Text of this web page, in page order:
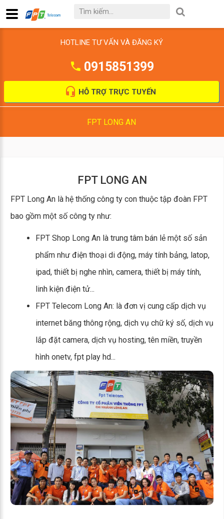
HOTLINE TƯ VẤN VÀ ĐĂNG KÝ
0915851399
HỖ TRỢ TRỰC TUYẾN
FPT LONG AN
FPT LONG AN
FPT Long An là hệ thống công ty con thuộc tập đoàn FPT
bao gồm một số công ty như:
FPT Shop Long An là trung tâm bán lẻ một số sản
phẩm như điện thoại di động, máy tính bảng, latop,
ipad, thiết bị nghe nhìn, camera, thiết bị máy tính,
linh kiện điện tử...
FPT Telecom Long An: là đơn vị cung cấp dịch vụ
internet băng thông rộng, dịch vụ chữ ký số, dịch vụ
lắp đặt camera, dịch vụ hosting, tên miền, truyền
hình onetv, fpt play hd...